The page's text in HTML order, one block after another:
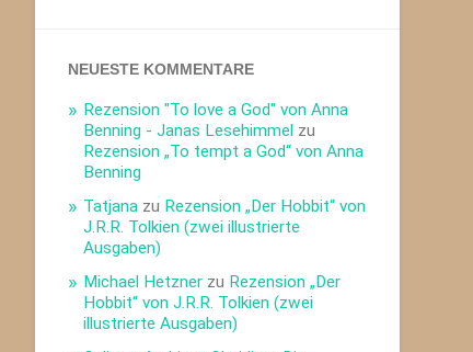
NEUESTE KOMMENTARE
Rezension "To love a God" von Anna
Benning - Janas Lesehimmel zu
Rezension „To tempt a God“ von Anna
Benning
Tatjana zu Rezension „Der Hobbit“ von
J.R.R. Tolkien (zwei illustrierte
Ausgaben)
Michael Hetzner zu Rezension „Der
Hobbit“ von J.R.R. Tolkien (zwei
illustrierte Ausgaben)